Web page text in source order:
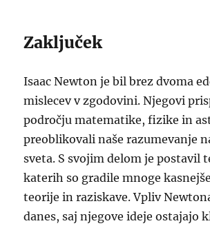
Zaključek
Isaac Newton je bil brez dvoma
mislecev v zgodovini. Njegovi
področju matematike, fizike in
preoblikovali naše razumevanje
sveta. S svojim delom je postavil
katerih so gradile mnoge
teorije in raziskave. Vpliv
danes, saj njegove ideje ostajajo